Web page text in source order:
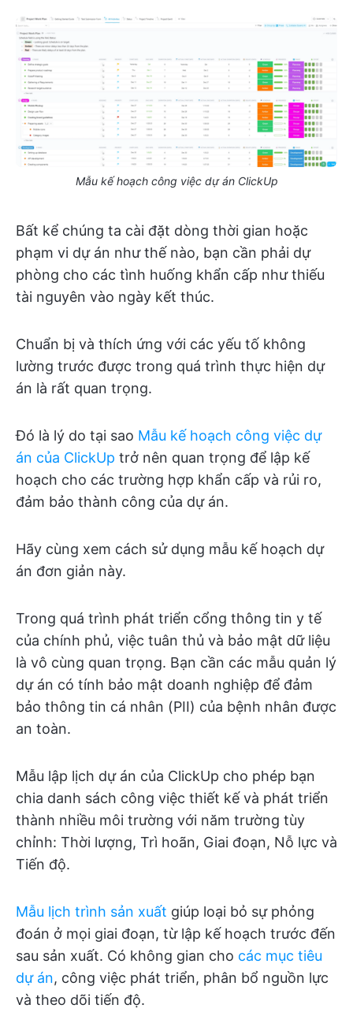
Mẫu kế hoạch công việc dự án ClickUp
Bất kể chúng ta cài đặt dòng thời gian hoặc
phạm vi dự án như thế nào, bạn cần phải dự
phòng cho các tình huống khẩn cấp như thiếu
tài nguyên vào ngày kết thúc.
Chuẩn bị và thích ứng với các yếu tố không
lường trước được trong quá trình thực hiện dự
án là rất quan trọng.
Đó là lý do tại sao Mẫu kế hoạch công việc dự
án của ClickUp trở nên quan trọng để lập kế
hoạch cho các trường hợp khẩn cấp và rủi ro,
đảm bảo thành công của dự án.
Hãy cùng xem cách sử dụng mẫu kế hoạch dự
án đơn giản này.
Trong quá trình phát triển cổng thông tin y tế
của chính phủ, việc tuân thủ và bảo mật dữ liệu
là vô cùng quan trọng. Bạn cần các mẫu quản lý
dự án có tính bảo mật doanh nghiệp để đảm
bảo thông tin cá nhân (PII) của bệnh nhân được
an toàn.
Mẫu lập lịch dự án của ClickUp cho phép bạn
chia danh sách công việc thiết kế và phát triển
thành nhiều môi trường với năm trường tùy
chỉnh: Thời lượng, Trì hoãn, Giai đoạn, Nỗ lực và
Tiến độ.
Mẫu lịch trình sản xuất giúp loại bỏ sự phỏng
đoán ở mọi giai đoạn, từ lập kế hoạch trước đến
sau sản xuất. Có không gian cho các mục tiêu
dự án, công việc phát triển, phân bổ nguồn lực
và theo dõi tiến độ.